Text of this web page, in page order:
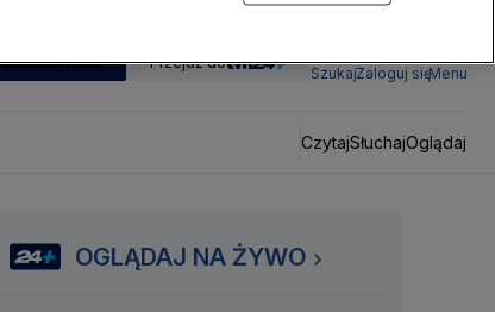
SUBSKRYBUJ Przejdź do
SzukajZaloguj sięMenu
CzytajSłuchajOglądaj
OGLĄDAJ NA ŻYWO